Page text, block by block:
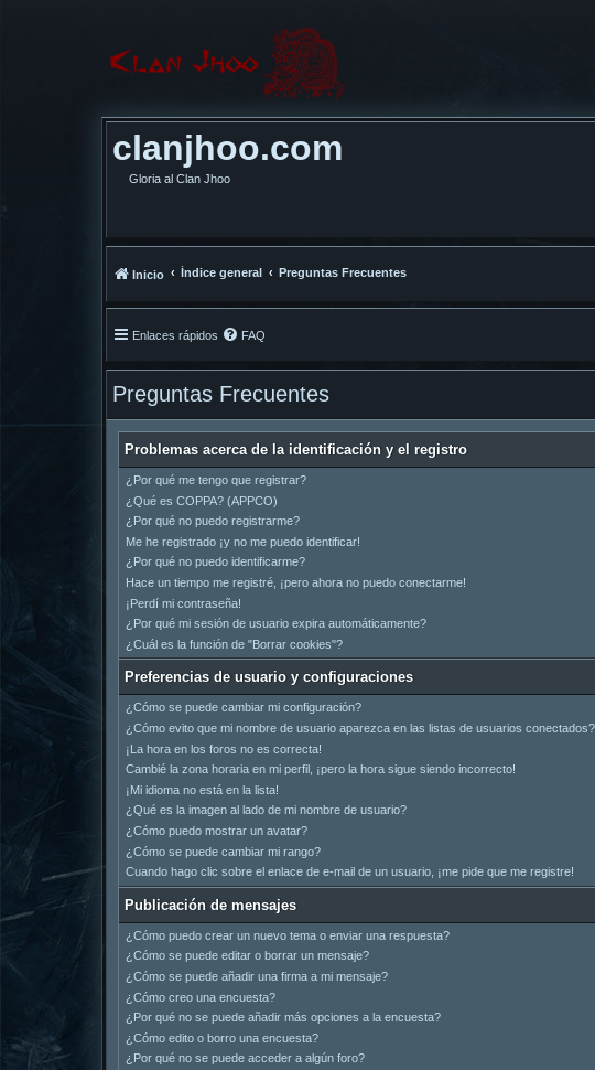
clanjhoo.com
Gloria al Clan Jhoo
Inicio Índice general Preguntas Frecuentes
Enlaces rápidos FAQ
Preguntas Frecuentes
Problemas acerca de la identificación y el registro
¿Por qué me tengo que registrar?
¿Qué es COPPA? (APPCO)
¿Por qué no puedo registrarme?
Me he registrado ¡y no me puedo identificar!
¿Por qué no puedo identificarme?
Hace un tiempo me registré, ¡pero ahora no puedo conectarme!
¡Perdí mi contraseña!
¿Por qué mi sesión de usuario expira automáticamente?
¿Cuál es la función de "Borrar cookies"?
Preferencias de usuario y configuraciones
¿Cómo se puede cambiar mi configuración?
¿Cómo evito que mi nombre de usuario aparezca en las listas de usuarios conectados?
¡La hora en los foros no es correcta!
Cambié la zona horaria en mi perfil, ¡pero la hora sigue siendo incorrecto!
¡Mi idioma no está en la lista!
¿Qué es la imagen al lado de mi nombre de usuario?
¿Cómo puedo mostrar un avatar?
¿Cómo se puede cambiar mi rango?
Cuando hago clic sobre el enlace de e-mail de un usuario, ¡me pide que me registre!
Publicación de mensajes
¿Cómo puedo crear un nuevo tema o enviar una respuesta?
¿Cómo se puede editar o borrar un mensaje?
¿Cómo se puede añadir una firma a mi mensaje?
¿Cómo creo una encuesta?
¿Por qué no se puede añadir más opciones a la encuesta?
¿Cómo edito o borro una encuesta?
¿Por qué no se puede acceder a algún foro?